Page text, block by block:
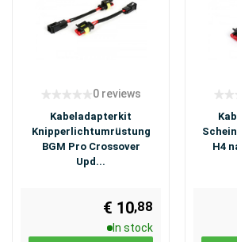
0 reviews
Kabeladapterkit
Knipperlichtumrüstung
BGM Pro Crossover
Upd...
€ 10,88
In stock
H4